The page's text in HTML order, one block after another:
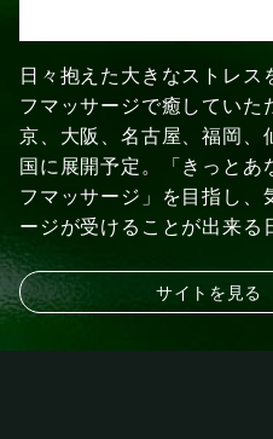
日々抱えた大きなストレス
フマッサージで癒していた
京、大阪、名古屋、福岡、
国に展開予定。「きっとあ
フマッサージ」を目指し、
ージが受けることが出来る
サイトを見る